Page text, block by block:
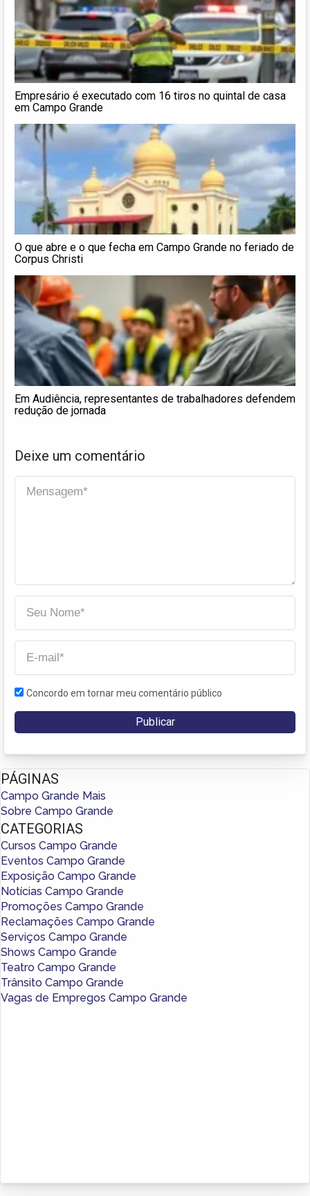
Empresário é executado com 16 tiros no quintal de casa
em Campo Grande
O que abre e o que fecha em Campo Grande no feriado de
Corpus Christi
Em Audiência, representantes de trabalhadores defendem
redução de jornada
Deixe um comentário
Concordo em tornar meu comentário público
PÁGINAS
Campo Grande Mais
Sobre Campo Grande
CATEGORIAS
Cursos Campo Grande
Eventos Campo Grande
Exposição Campo Grande
Notícias Campo Grande
Promoções Campo Grande
Reclamações Campo Grande
Serviços Campo Grande
Shows Campo Grande
Teatro Campo Grande
Trânsito Campo Grande
Vagas de Empregos Campo Grande